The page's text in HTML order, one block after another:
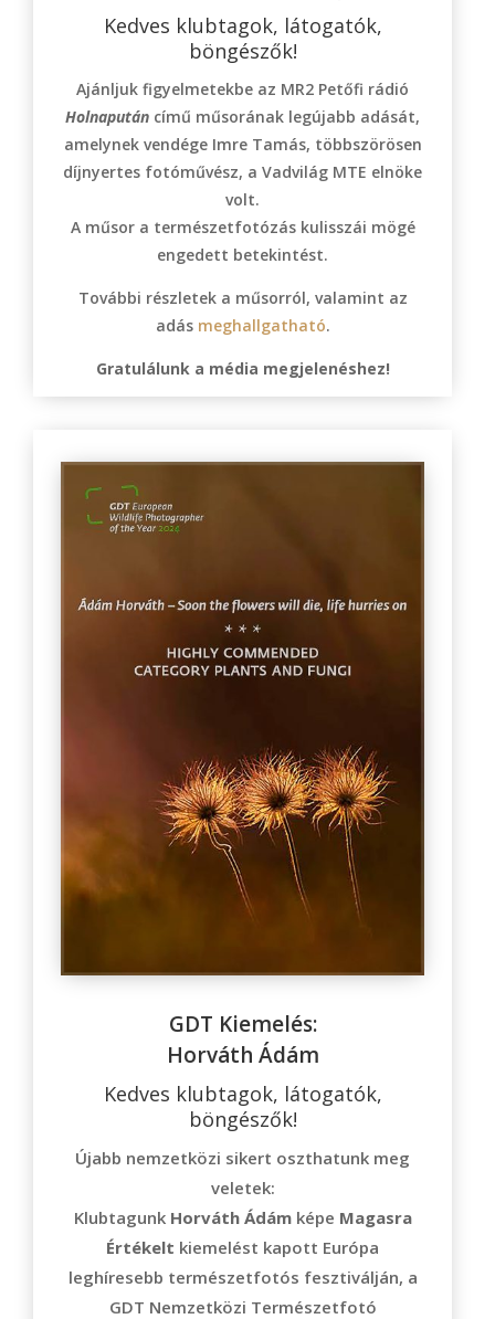
Kedves klubtagok, látogatók,
böngészők!
Ajánljuk figyelmetekbe az MR2 Petőfi rádió
Holnapután című műsorának legújabb adását,
amelynek vendége Imre Tamás, többszörösen
díjnyertes fotóművész, a Vadvilág MTE elnöke
volt.
Aműsor a természetfotózás kulisszái mögé
engedett betekintést.
További részletek a műsorról, valamint az
adás meghallgatható.
Gratulálunk a média megjelenéshez!
GDT Kiemelés:
Horváth Ádám
Kedves klubtagok, látogatók,
böngészők!
Újabb nemzetközi sikert oszthatunk meg
veletek:
KlubtagunkHorváth Ádám képe Magasra
Értékelt kiemelést kapott Európa
leghíresebb természetfotós fesztiválján, a
GDT Nemzetközi Természetfotó